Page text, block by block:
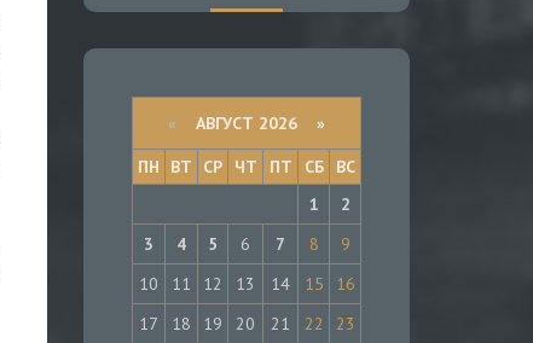
« АВГУСТ 2026 »
ПН
ВТ СР ЧТ ПТ СБ
ВС
1
2
3
4 5 6 7 8
9
10
11 12 13 14 15
16
17
18 19 20 21 22
23